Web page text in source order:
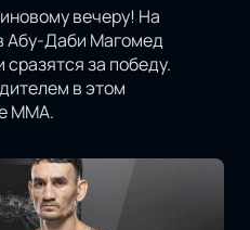
вечеру! На
Абу-Даби Магомед
за победу.
в этом
MMA.